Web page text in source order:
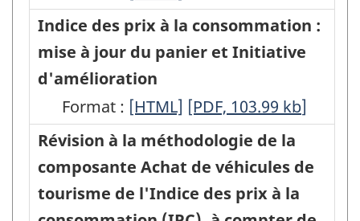
de
septembre
2013
-
HTML
de
septembre
-
PDF,
94.69
-
HTML
PDF,
débutant
avec
les
données
de
février
2013
(Disponibilité
de
l'indice
des
pièces,
de
l'entretien
et
de
Indice des prix à la consommation :
mise à jour du panier et Initiative
d'amélioration
Format : Indice
des
prix
à
la
[HTML] Indice
des
prix
à
la
[PDF, 103.99 kb]
Révision à la méthodologie de la
composante Achat de véhicules de
tourisme de l'Indice des prix à la